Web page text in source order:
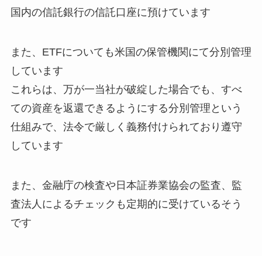
国内の信託銀行の信託口座に預けています
また、ETFについても米国の保管機関にて分別管理
しています
これらは、万が一当社が破綻した場合でも、すべ
ての資産を返還できるようにする分別管理という
仕組みで、法令で厳しく義務付けられており遵守
しています
また、金融庁の検査や日本証券業協会の監査、監
査法人によるチェックも定期的に受けているそう
です